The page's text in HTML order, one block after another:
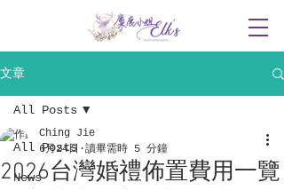
文章
All Posts
News
All Posts
2026台灣婚禮佈置費用一覽
Ching Jie
6月24日
讀畢需時 5 分鐘